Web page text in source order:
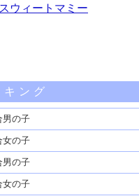
ウィートマミー
キング
男の子
女の子
男の子
女の子